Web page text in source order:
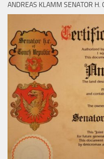
ANDREAS KLAMM SENATOR H.